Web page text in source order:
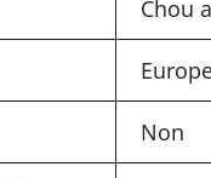
Chou
Non